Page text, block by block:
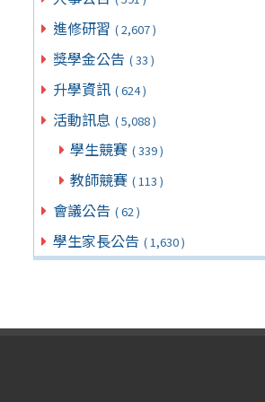
進修研習 ( 2,607 )
獎學金公告 ( 33 )
升學資訊 ( 624 )
活動訊息 ( 5,088 )
學生競賽 ( 339 )
教師競賽 ( 113 )
會議公告 ( 62 )
學生家長公告 ( 1,630 )